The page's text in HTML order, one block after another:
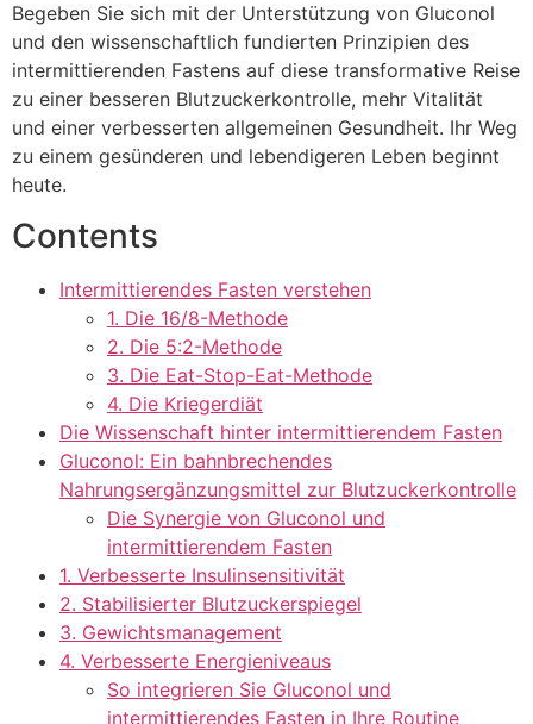
Begeben Sie sich mit der Unterstützung von Gluconol
und den wissenschaftlich fundierten Prinzipien des
intermittierenden Fastens auf diese transformative Reise
zu einer besseren Blutzuckerkontrolle, mehr Vitalität
und einer verbesserten allgemeinen Gesundheit. Ihr Weg
zu einem gesünderen und lebendigeren Leben beginnt
heute.
Contents
Intermittierendes Fasten verstehen
1. Die 16/8-Methode
2. Die 5:2-Methode
3. Die Eat-Stop-Eat-Methode
4. Die Kriegerdiät
Die Wissenschaft hinter intermittierendem Fasten
Gluconol: Ein bahnbrechendes
Nahrungsergänzungsmittel zur Blutzuckerkontrolle
Die Synergie von Gluconol und
intermittierendem Fasten
1. Verbesserte Insulinsensitivität
2. Stabilisierter Blutzuckerspiegel
3. Gewichtsmanagement
4. Verbesserte Energieniveaus
So integrieren Sie Gluconol und
intermittierendes Fasten in Ihre Routine